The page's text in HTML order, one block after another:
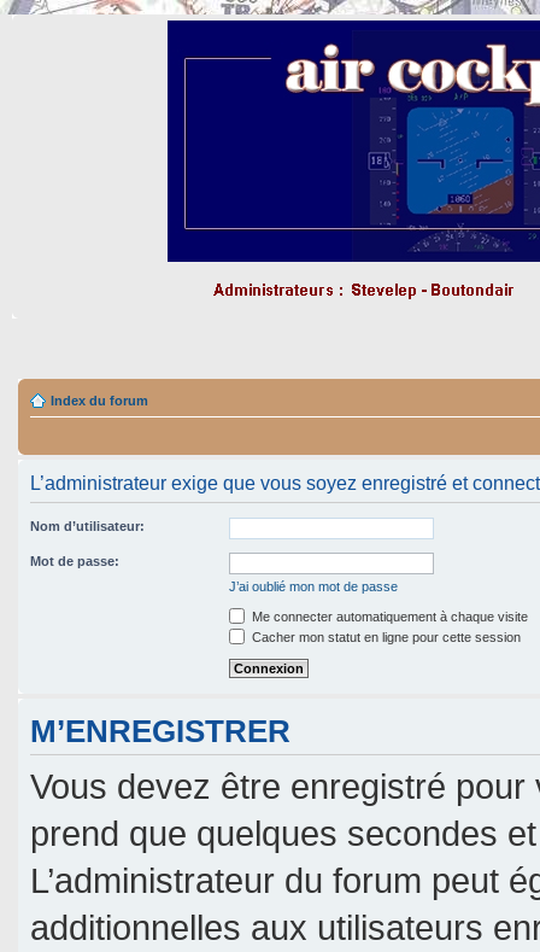
Index du forum
L’administrateur exige que vous soyez enregistré et
Nom d’utilisateur:
Mot de passe:
J’ai oublié mon mot de passe
Me connecter automatiquement à chaque visite
Cacher mon statut en ligne pour cette session
M’ENREGISTRER
Vous devez être enregistré pour
prend que quelques secondes
L’administrateur du forum peut
additionnelles aux utilisateurs